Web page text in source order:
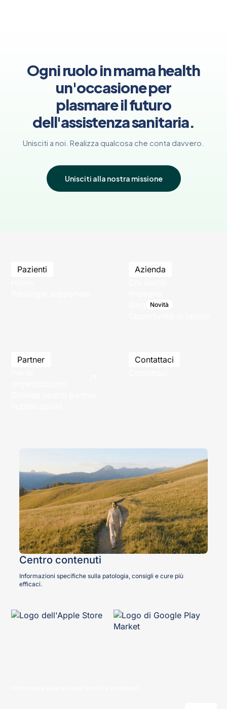
Ogni ruolo in mama health
un'occasione per
plasmare il futuro
dell'assistenza sanitaria.
Unisciti a noi. Realizza qualcosa che conta davvero.
Unisciti alla nostra missione
Pazienti
Azienda
Novità
Partner
Contattaci
Centro contenuti
Informazioni specifiche sulla patologia, consigli e cure più
efficaci.